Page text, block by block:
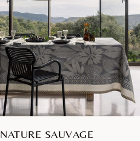
NATURE SAUVAGE